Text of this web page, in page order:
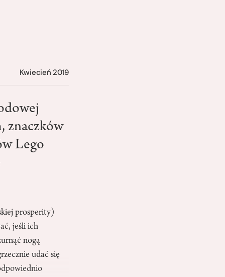
Kwiecień 2019
znaczków
Lego
prosperity)
jeśli ich
nogą
udać się